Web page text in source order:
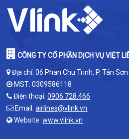
CÔNG TY CỔ PHẦN DỊCH VỤ VIỆT
Địa chỉ: 06 Phan Chu Trinh, P. Tân Sơn
MST: 0309586118
Điện thoại:0906.728.466
Email:airlines@vlink.vn
Website:www.vlink.vn